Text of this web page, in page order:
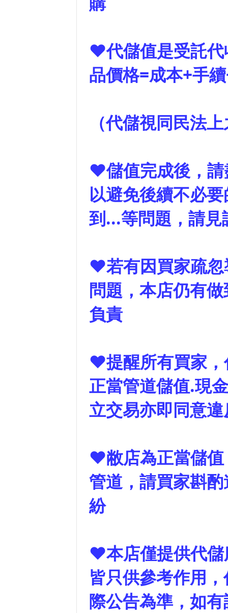
❤代儲值是受託代
品價格=成本+手
（代儲視同民法
❤儲值完成後，請
以避免後續不必
到...等問題，請見
❤若有因買家疏忽
問題，本店仍有
負責
❤提醒所有買家，
正當管道儲值.現
立交易亦即同意
❤敝店為正當儲值
管道，請買家斟
紛
❤本店僅提供代儲
皆只供參考作用
際公告為準，如